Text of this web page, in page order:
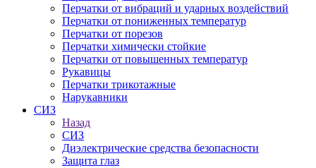
Перчатки от вибраций и ударных воздействий
Перчатки от пониженных температур
Перчатки от порезов
Перчатки химически стойкие
Перчатки от повышенных температур
Рукавицы
Перчатки трикотажные
Нарукавники
СИЗ
Назад
СИЗ
Диэлектрические средства безопасности
Защита глаз